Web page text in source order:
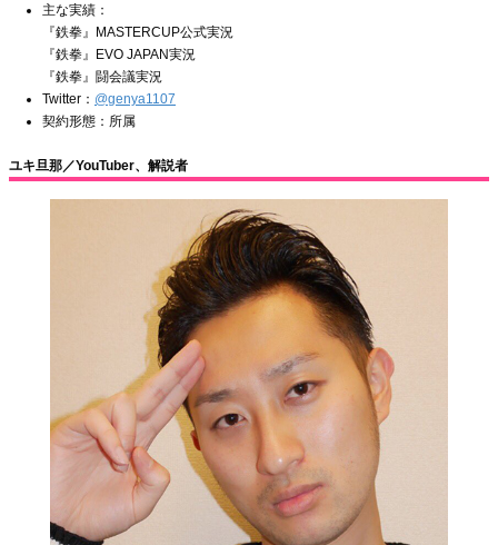
主な実績：
『鉄拳』MASTERCUP公式実況
『鉄拳』EVO JAPAN実況
『鉄拳』闘会議実況
Twitter： @genya1107
契約形態：所属
ユキ旦那／YouTuber、解説者